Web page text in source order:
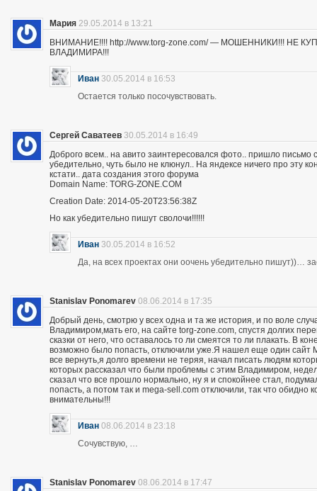
Мария 29.05.2014 в 13:21
ВНИМАНИЕ!!!! http://www.torg-zone.com/ — МОШЕННИКИ!!! НЕ
ВЛАДИМИРА!!!
Иван 30.05.2014 в 16:53
Остается только посочувствовать.
Сергей Саватеев 30.05.2014 в 16:49
Доброго всем.. на авито заинтересовался фото.. пришло
убедительно, чуть было не клюнул.. На яндексе ничего про
кстати.. дата создания этого форума
Domain Name: TORG-ZONE.COM
Creation Date: 2014-05-20T23:56:38Z
Но как убедительно пишут сволочи!!!!!!
Иван 30.05.2014 в 16:52
Да, на всех проектах они оочень убедительно пишут))…
Stanislav Ponomarev 08.06.2014 в 17:35
Добрый день, смотрю у всех одна и та же история, и по воле
Владимиром,мать его, на сайте torg-zone.com, спустя долгих
сказки от него, что оставалось то ли смеятся то ли плакать. В
возможно было попасть, отключили уже.Я нашел еще один
все вернуть,я долго времени не теряя, начал писать людям
которых рассказал что были проблемы с этим Владимиром,
сказал что все прошло нормально, ну я и спокойнее стал,
попасть, а потом так и mega-sell.com отключили, так что обидно
внимательны!!!
Иван 08.06.2014 в 23:18
Сочувствую, …
Stanislav Ponomarev 08.06.2014 в 17:47